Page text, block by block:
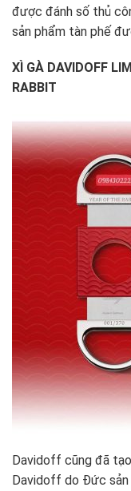
được đánh số thủ
sản phẩm tàn phế
XÌ GÀ DAVIDOFF
RABBIT
Davidoff cũng đã
Davidoff do Đức